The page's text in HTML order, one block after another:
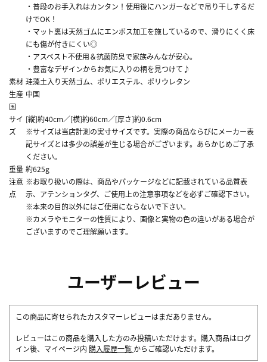
・普段のお手入れはカンタン！使用後にハンガーなどで吊り干しするだ
けでOK！
・マット裏は天然ゴムにエンボス加工を施しているので、滑りにくく床
にも傷が付きにくい◎
・アスベスト不使用＆抗菌防臭で家族みんなが安心。
・豊富なデザインからお気に入りの柄を見つけて♪
素材 珪藻土入り天然ゴム、ポリエステル、ポリウレタン
生産
国
中国
サイ
ズ
[縦]約40cm／[横]約60cm／[厚さ]約0.6cm
※サイズは当店計測の実寸サイズです。実際の商品ならびにメーカー表
記サイズとは多少の誤差が生じる場合がございます。あらかじめご了承
ください。
重量 約625g
注意
点
※お取り扱いの際は、商品やパッケージなどに記載されている品質表
示、アテンションタグ、ご使用上の注意事項などを必ずご確認下さい。
※本来の目的以外にはご使用にならないで下さい。
※カメラやモニターの性質により、画像と実物の色の違いがある場合が
ございますのでご理解願います。
ユーザーレビュー
この商品に寄せられたカスタマーレビューはまだありません。
レビューはこの商品を購入した方のみ投稿いただけます。購入商品はログ
イン後、マイページ内 購入履歴一覧 からご確認いただけます。